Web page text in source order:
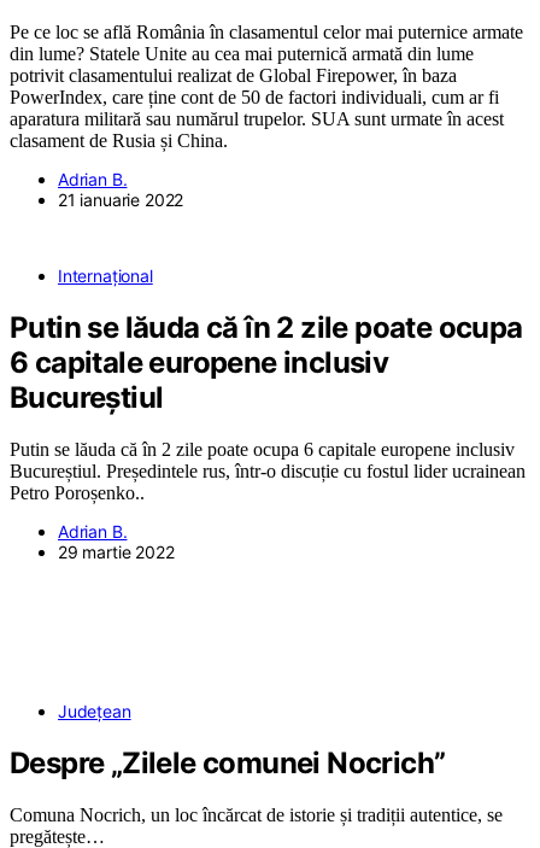
Pe ce loc se află România în clasamentul celor mai puternice armate
din lume? Statele Unite au cea mai puternică armată din lume
potrivit clasamentului realizat de Global Firepower, în baza
PowerIndex, care ține cont de 50 de factori individuali, cum ar fi
aparatura militară sau numărul trupelor. SUA sunt urmate în acest
clasament de Rusia și China.
Adrian B.
21 ianuarie 2022
Internațional
Putin se lăuda că în 2 zile poate ocupa
6 capitale europene inclusiv
Bucureștiul
Putin se lăuda că în 2 zile poate ocupa 6 capitale europene inclusiv
Bucureștiul. Președintele rus, într-o discuție cu fostul lider ucrainean
Petro Poroșenko..
Adrian B.
29 martie 2022
Județean
Despre „Zilele comunei Nocrich”
Comuna Nocrich, un loc încărcat de istorie și tradiții autentice, se
pregătește…